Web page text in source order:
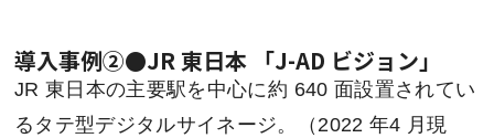
導入事例②●JR 東日本 「J-AD ビジョン」
JR 東日本の主要駅を中心に約 640 面設置されてい
るタテ型デジタルサイネージ。（2022 年4 月現